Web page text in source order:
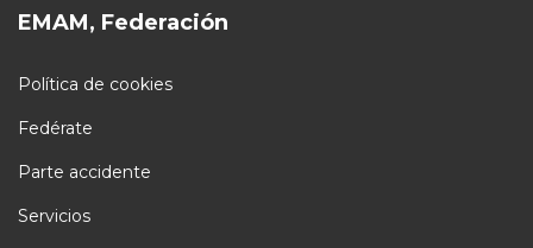
EMAM, Federación
Política de cookies
Fedérate
Parte accidente
Servicios